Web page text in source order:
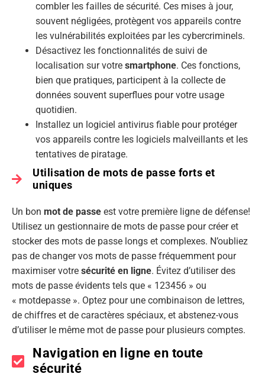
combler les failles de sécurité. Ces mises à jour,
souvent négligées, protègent vos appareils contre
les vulnérabilités exploitées par les cybercriminels.
Désactivez les fonctionnalités de suivi de
localisation sur votre smartphone. Ces fonctions,
bien que pratiques, participent à la collecte de
données souvent superflues pour votre usage
quotidien.
Installez un logiciel antivirus fiable pour protéger
vos appareils contre les logiciels malveillants et les
tentatives de piratage.
Utilisation de mots de passe forts et
uniques
Un bon mot de passe est votre première ligne de défense!
Utilisez un gestionnaire de mots de passe pour créer et
stocker des mots de passe longs et complexes. N’oubliez
pas de changer vos mots de passe fréquemment pour
maximiser votre sécurité en ligne. Évitez d’utiliser des
mots de passe évidents tels que « 123456 » ou
« motdepasse ». Optez pour une combinaison de lettres,
de chiffres et de caractères spéciaux, et abstenez-vous
d’utiliser le même mot de passe pour plusieurs comptes.
Navigation en ligne en toute
sécurité